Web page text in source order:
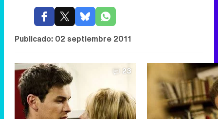
Publicado: 02 septiembre 2011
23